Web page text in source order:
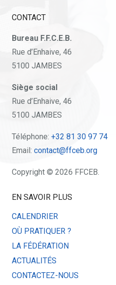
CONTACT
Bureau F.F.C.E.B.
Rue d’Enhaive, 46
5100 JAMBES
Siège social
Rue d’Enhaive, 46
5100 JAMBES
Téléphone: +32 81 30 97 74
Email: contact@ffceb.org
Copyright © 2026 FFCEB.
EN SAVOIR PLUS
CALENDRIER
OÙ PRATIQUER ?
LA FÉDÉRATION
ACTUALITÉS
CONTACTEZ-NOUS